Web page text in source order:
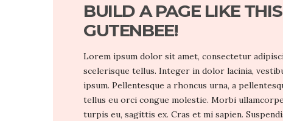
BUILD A PAGE LIKE
GUTENBEE!
Lorem ipsum dolor sit amet, consectetur
scelerisque tellus. Integer in dolor lacinia,
ipsum. Pellentesque a rhoncus urna, a
tellus eu orci congue molestie. Morbi
turpis eu, sagittis ex. Cras et mi sapien.